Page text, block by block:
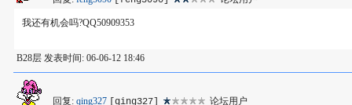
我还有机会吗?QQ50909353
B28层 发表时间: 06-06-12 18:46
回复: qing327 [qing327] 论坛用户